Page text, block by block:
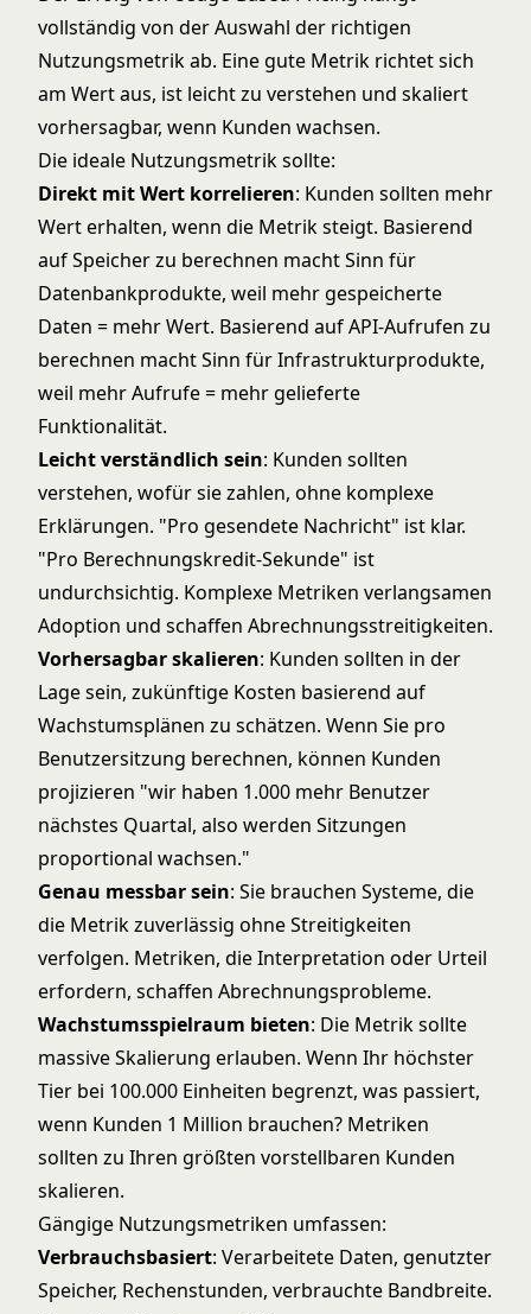
vollständig von der Auswahl der richtigen
Nutzungsmetrik ab. Eine gute Metrik richtet sich
am Wert aus, ist leicht zu verstehen und skaliert
vorhersagbar, wenn Kunden wachsen.
Die ideale Nutzungsmetrik sollte:
Direkt mit Wert korrelieren: Kunden sollten mehr
Wert erhalten, wenn die Metrik steigt. Basierend
auf Speicher zu berechnen macht Sinn für
Datenbankprodukte, weil mehr gespeicherte
Daten = mehr Wert. Basierend auf API-Aufrufen zu
berechnen macht Sinn für Infrastrukturprodukte,
weil mehr Aufrufe = mehr gelieferte
Funktionalität.
Leicht verständlich sein: Kunden sollten
verstehen, wofür sie zahlen, ohne komplexe
Erklärungen. "Pro gesendete Nachricht" ist klar.
"Pro Berechnungskredit-Sekunde" ist
undurchsichtig. Komplexe Metriken verlangsamen
Adoption und schaffen Abrechnungsstreitigkeiten.
Vorhersagbar skalieren: Kunden sollten in der
Lage sein, zukünftige Kosten basierend auf
Wachstumsplänen zu schätzen. Wenn Sie pro
Benutzersitzung berechnen, können Kunden
projizieren "wir haben 1.000 mehr Benutzer
nächstes Quartal, also werden Sitzungen
proportional wachsen."
Genau messbar sein: Sie brauchen Systeme, die
die Metrik zuverlässig ohne Streitigkeiten
verfolgen. Metriken, die Interpretation oder Urteil
erfordern, schaffen Abrechnungsprobleme.
Wachstumsspielraum bieten: Die Metrik sollte
massive Skalierung erlauben. Wenn Ihr höchster
Tier bei 100.000 Einheiten begrenzt, was passiert,
wenn Kunden 1 Million brauchen? Metriken
sollten zu Ihren größten vorstellbaren Kunden
skalieren.
Gängige Nutzungsmetriken umfassen:
Verbrauchsbasiert: Verarbeitete Daten, genutzter
Speicher, Rechenstunden, verbrauchte Bandbreite.